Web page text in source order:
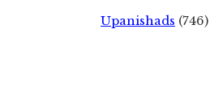
Upanishads (746)